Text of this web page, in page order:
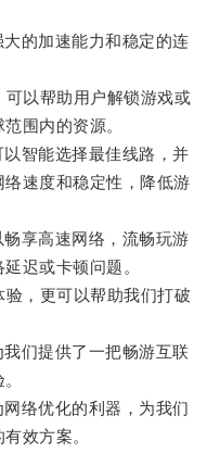
的加速能力和稳定的连
以帮助用户解锁游戏或
围内的资源。
智能选择最佳线路，并
速度和稳定性，降低游
享高速网络，流畅玩游
迟或卡顿问题。
，更可以帮助我们打破
们提供了一把畅游互联
络优化的利器，为我们
效方案。